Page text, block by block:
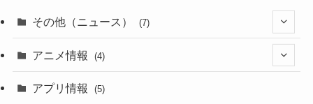
その他（ニュース） (7)
(1)
アニメ情報 (4)
アプリ情報 (5)